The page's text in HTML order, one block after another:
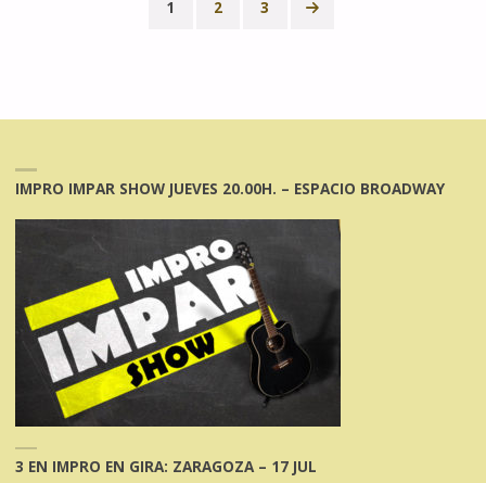
1 2 3
IMPRO IMPAR SHOW JUEVES 20.00H. – ESPACIO BROADWAY
3 EN IMPRO EN GIRA: ZARAGOZA – 17 JUL